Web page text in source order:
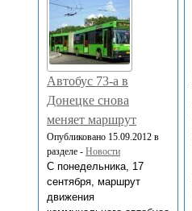
Автобус 73-а в
Донецке снова
меняет маршрут
Опубликовано 15.09.2012 в
разделе - Новости
С понедельника, 17
сентября, маршрут
движения